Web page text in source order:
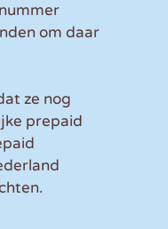
om daar
ze nog
prepaid